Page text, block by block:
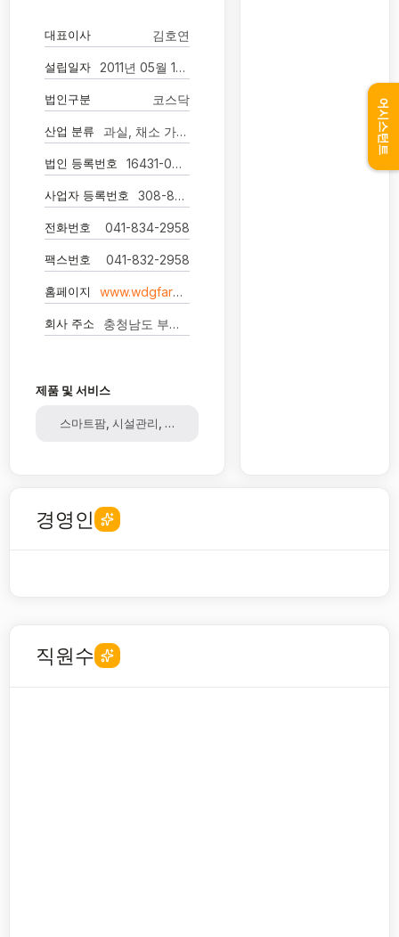
대표이사 김호연
설립일자 2011년 05월 18일
법인구분 코스닥
산업 분류 과실, 채소 가공 및 저장 처리업
법인 등록번호 16431-0019980
사업자 등록번호 308-82-08921
전화번호 041-834-2958
팩스번호 041-832-2958
홈페이지 www.wdgfarm.com
회사 주소 충청남도 부여군 규암면 흥수로 698
제품 및 서비스
스마트팜, 시설관리, 컨설팅, 교육, 유통, 기술자문, 토마토
경영인
직원수
어시스턴트